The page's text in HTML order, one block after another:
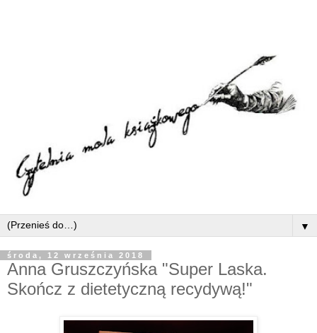
▼
środa, 12 września 2018
Anna Gruszczyńska "Super Laska.
Skończ z dietetyczną recydywą!"